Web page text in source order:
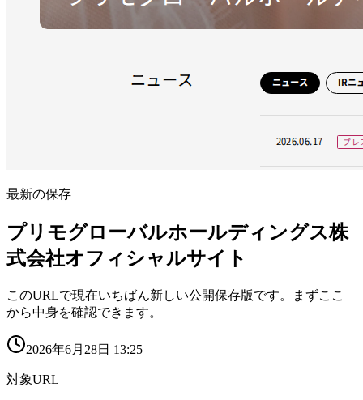
最新の保存
プリモグローバルホールディングス株
式会社オフィシャルサイト
このURLで現在いちばん新しい公開保存版です。まずここ
から中身を確認できます。
2026年6月28日 13:25
対象URL